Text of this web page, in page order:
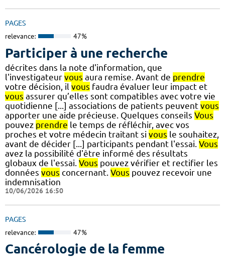
PAGES
relevance: 47%
Participer à une recherche
décrites dans la note d'information, que
l'investigateur vous aura remise. Avant de prendre
votre décision, il vous faudra évaluer leur impact et
vous assurer qu’elles sont compatibles avec votre vie
quotidienne [...] associations de patients peuvent vous
apporter une aide précieuse. Quelques conseils Vous
pouvez prendre le temps de réfléchir, avec vos
proches et votre médecin traitant si vous le souhaitez,
avant de décider [...] participants pendant l'essai. Vous
avez la possibilité d'être informé des résultats
globaux de l'essai. Vous pouvez vérifier et rectifier les
données vous concernant. Vous pouvez recevoir une
indemnisation
10/06/2026 16:50
PAGES
relevance: 47%
Cancérologie de la femme